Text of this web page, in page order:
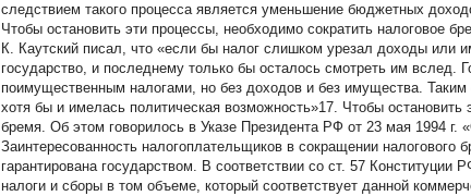
следствием такого процесса является уменьшение бюджетных
Чтобы остановить эти процессы, необходимо сократить налоговое
К. Каутский писал, что «если бы налог слишком урезал доходы или
государство, и последнему только бы осталось смотреть им вслед.
поимущественным налогами, но без доходов и без имущества. Таким
хотя бы и имелась политическая возможность»17. Чтобы остановить
бремя. Об этом говорилось в Указе Президента РФ от 23 мая 1994 г.
Заинтересованность налогоплательщиков в сокращении налогового
гарантирована государством. В соответствии со ст. 57
налоги и сборы в том объеме, который соответствует данной